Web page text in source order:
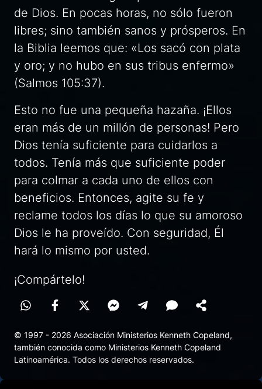
de Dios. En pocas horas, no sólo fueron
libres; sino también sanos y prósperos. En
la Biblia leemos que: «Los sacó con plata
y oro; y no hubo en sus tribus enfermo»
(Salmos 105:37).
Esto no fue una pequeña hazaña. ¡Ellos
eran más de un millón de personas! Pero
Dios tenía suficiente para cuidarlos a
todos. Tenía más que suficiente poder
para colmar a cada uno de ellos con
beneficios. Entonces, agite su fe y
reclame todos los días lo que su amoroso
Dios le ha proveído. Con seguridad, Él
hará lo mismo por usted.
¡Compártelo!
© 1997 - 2026 Asociación Ministerios Kenneth Copeland,
también conocida como Ministerios Kenneth Copeland
Latinoamérica. Todos los derechos reservados.